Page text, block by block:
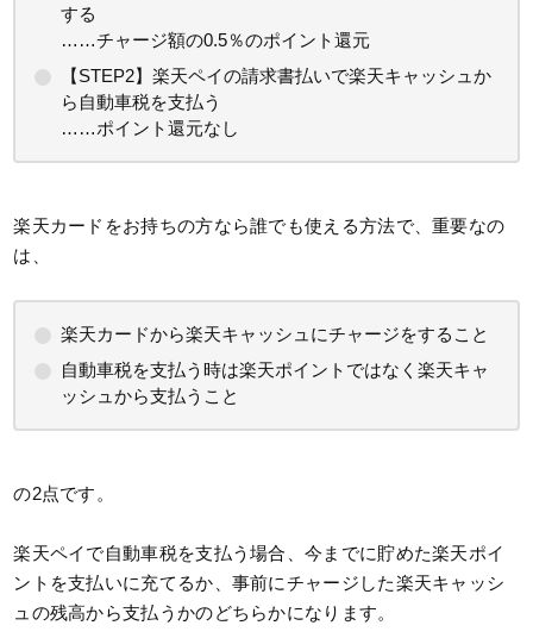
する
……チャージ額の0.5％のポイント還元
【STEP2】楽天ペイの請求書払いで楽天キャッシュか
ら自動車税を支払う
……ポイント還元なし
楽天カードをお持ちの方なら誰でも使える方法で、重要なの
は、
楽天カードから楽天キャッシュにチャージをすること
自動車税を支払う時は楽天ポイントではなく楽天キャ
ッシュから支払うこと
の2点です。
楽天ペイで自動車税を支払う場合、今までに貯めた楽天ポイ
ントを支払いに充てるか、事前にチャージした楽天キャッシ
ュの残高から支払うかのどちらかになります。